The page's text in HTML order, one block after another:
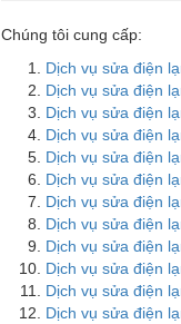
Chúng tôi cung cấp:
Dịch vụ sửa điện
Dịch vụ sửa điện
Dịch vụ sửa điện
Dịch vụ sửa điện
Dịch vụ sửa điện
Dịch vụ sửa điện
Dịch vụ sửa điện
Dịch vụ sửa điện
Dịch vụ sửa điện
Dịch vụ sửa điện
Dịch vụ sửa điện
Dịch vụ sửa điện